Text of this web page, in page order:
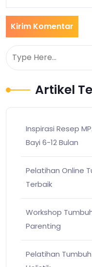
Artikel
Inspirasi Resep
Bayi 6-12 Bulan
Pelatihan Online
Terbaik
Workshop
Parenting
Pelatihan